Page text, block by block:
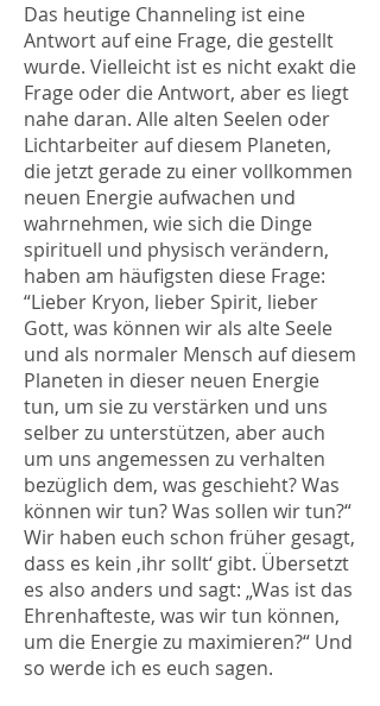
Das heutige Channeling ist eine
Antwort auf eine Frage, die gestellt
wurde. Vielleicht ist es nicht exakt die
Frage oder die Antwort, aber es liegt
nahe daran. Alle alten Seelen oder
Lichtarbeiter auf diesem Planeten,
die jetzt gerade zu einer vollkommen
neuen Energie aufwachen und
wahrnehmen, wie sich die Dinge
spirituell und physisch verändern,
haben am häufigsten diese Frage:
“Lieber Kryon, lieber Spirit, lieber
Gott, was können wir als alte Seele
und als normaler Mensch auf diesem
Planeten in dieser neuen Energie
tun, um sie zu verstärken und uns
selber zu unterstützen, aber auch
um uns angemessen zu verhalten
bezüglich dem, was geschieht? Was
können wir tun? Was sollen wir tun?“
Wir haben euch schon früher gesagt,
dass es kein ‚ihr sollt‘ gibt. Übersetzt
es also anders und sagt: „Was ist das
Ehrenhafteste, was wir tun können,
um die Energie zu maximieren?“ Und
so werde ich es euch sagen.